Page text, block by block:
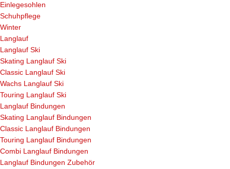
Einlegesohlen
Schuhpflege
Winter
Langlauf
Langlauf Ski
Skating Langlauf Ski
Classic Langlauf Ski
Wachs Langlauf Ski
Touring Langlauf Ski
Langlauf Bindungen
Skating Langlauf Bindungen
Classic Langlauf Bindungen
Touring Langlauf Bindungen
Combi Langlauf Bindungen
Langlauf Bindungen Zubehör